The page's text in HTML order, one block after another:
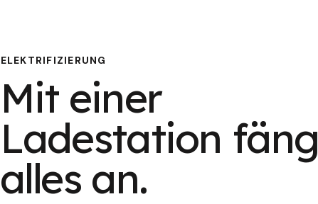
ELEKTRIFIZIERUNG
Mit einer
Ladestation
alles an.